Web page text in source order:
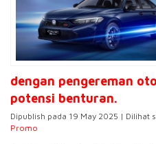
dengan pengereman
potensi benturan.
Dipublish pada 19 May 2025 | Dilihat
Promo